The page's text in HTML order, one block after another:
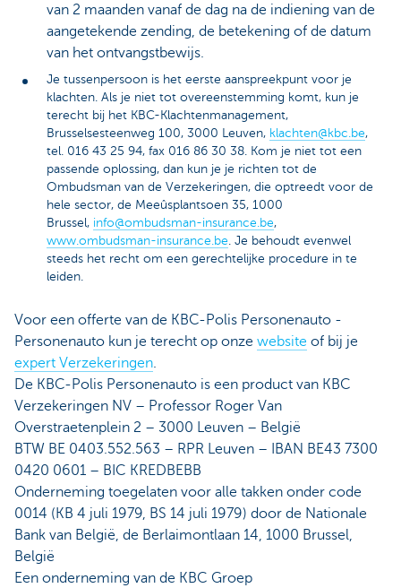
van 2 maanden vanaf de dag na de indiening van de
aangetekende zending, de betekening of de datum
van het ontvangstbewijs.
Je tussenpersoon is het eerste aanspreekpunt voor je
klachten. Als je niet tot overeenstemming komt, kun je
terecht bij het KBC-Klachtenmanagement,
Brusselsesteenweg 100, 3000 Leuven, klachten@kbc.be,
tel. 016 43 25 94, fax 016 86 30 38. Kom je niet tot een
passende oplossing, dan kun je je richten tot de
Ombudsman van de Verzekeringen, die optreedt voor de
hele sector, de Meeûsplantsoen 35, 1000
Brussel, info@ombudsman-insurance.be,
www.ombudsman-insurance.be . Je behoudt evenwel
steeds het recht om een gerechtelijke procedure in te
leiden.
Voor een offerte van de KBC-Polis Personenauto -
Personenauto kun je terecht op onze website of bij je
expert Verzekeringen.
De KBC-Polis Personenauto is een product van KBC
Verzekeringen NV – Professor Roger Van
Overstraetenplein 2 – 3000 Leuven – België
BTW BE 0403.552.563 – RPR Leuven – IBAN BE43 7300
0420 0601 – BIC KREDBEBB
Onderneming toegelaten voor alle takken onder code
0014 (KB 4 juli 1979, BS 14 juli 1979) door de Nationale
Bank van België, de Berlaimontlaan 14, 1000 Brussel,
België
Een onderneming van de KBC Groep